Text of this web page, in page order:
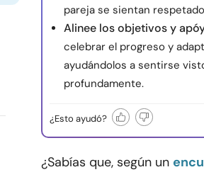
pareja se sientan
Alinee los objetivos y
celebrar el progreso y
ayudándolos a sentirse
profundamente.
¿Esto ayudó?
¿Sabías que, según un